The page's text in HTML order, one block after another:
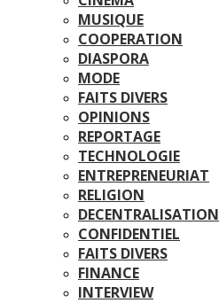
MUSIQUE
COOPERATION
DIASPORA
MODE
FAITS DIVERS
OPINIONS
REPORTAGE
TECHNOLOGIE
ENTREPRENEURIAT
RELIGION
DECENTRALISATION
CONFIDENTIEL
FAITS DIVERS
FINANCE
INTERVIEW